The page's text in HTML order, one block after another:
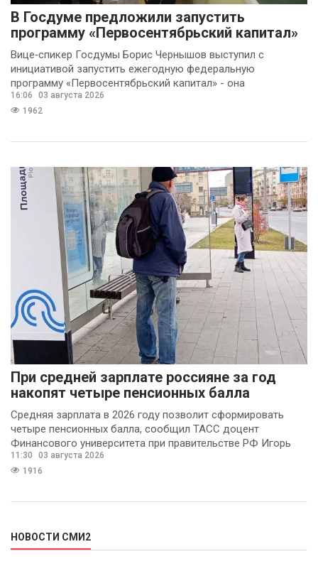
В Госдуме предложили запустить
программу «Первосентябрьский капитал»
Вице‑спикер Госдумы Борис Чернышов выступил с
инициативой запустить ежегодную федеральную
программу «Первосентябрьский капитал» - она
предполагает
16:06
03 августа 2026
1962
При средней зарплате россияне за год
накопят четыре пенсионных балла
Средняя зарплата в 2026 году позволит сформировать
четыре пенсионных балла, сообщил ТАСС доцент
Финансового университета при правительстве РФ Игорь
Балынин.
11:30
03 августа 2026
1916
НОВОСТИ СМИ2